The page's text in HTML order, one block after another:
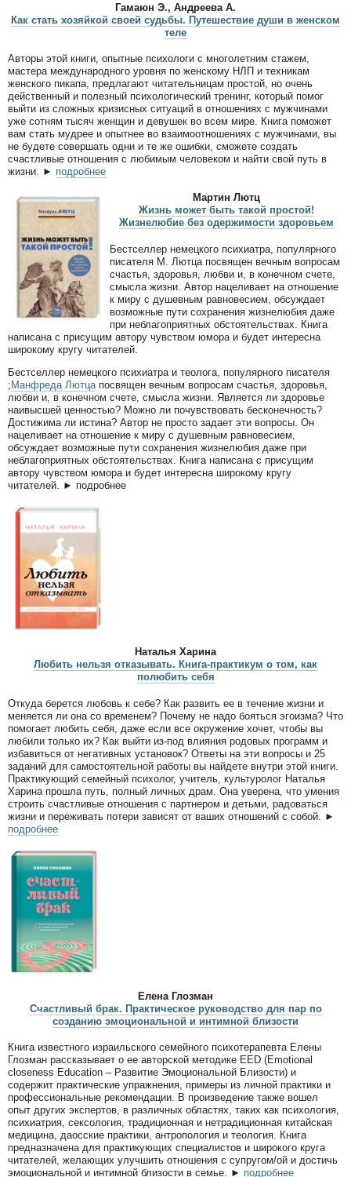
Гамаюн Э., Андреева А.
Как стать хозяйкой своей судьбы. Путешествие души в женском
теле
Авторы этой книги, опытные психологи с многолетним стажем,
мастера международного уровня по женскому НЛП и техникам
женского пикапа, предлагают читательницам простой, но очень
действенный и полезный психологический тренинг, который помог
выйти из сложных кризисных ситуаций в отношениях с мужчинами
уже сотням тысяч женщин и девушек во всем мире. Книга поможет
вам стать мудрее и опытнее во взаимоотношениях с мужчинами, вы
не будете совершать одни и те же ошибки, сможете создать
счастливые отношения с любимым человеком и найти свой путь в
жизни.
► подробнее
Мартин Лютц
Жизнь может быть такой простой!
Жизнелюбие без одержимости здоровьем
Бестселлер немецкого психиатра, популярного
писателя М. Лютца посвящен вечным вопросам
счастья, здоровья, любви и, в конечном счете,
смысла жизни. Автор нацеливает на отношение
к миру с душевным равновесием, обсуждает
возможные пути сохранения жизнелюбия даже
при неблагоприятных обстоятельствах. Книга
написана с присущим автору чувством юмора и будет интересна
широкому кругу читателей.
Бестселлер немецкого психиатра и теолога, популярного писателя
;Манфреда Лютца посвящен вечным вопросам счастья, здоровья,
любви и, в конечном счете, смысла жизни. Является ли здоровье
наивысшей ценностью? Можно ли почувствовать бесконечность?
Достижима ли истина? Автор не просто задает эти вопросы. Он
нацеливает на отношение к миру с душевным равновесием,
обсуждает возможные пути сохранения жизнелюбия даже при
неблагоприятных обстоятельствах. Книга написана с присущим
автору чувством юмора и будет интересна широкому кругу
читателей. ► подробнее
Наталья Харина
Любить нельзя отказывать. Книга-практикум о том, как
полюбить себя
Откуда берется любовь к себе? Как развить ее в течение жизни и
меняется ли она со временем? Почему не надо бояться эгоизма? Что
помогает любить себя, даже если все окружение хочет, чтобы вы
любили только их? Как выйти из-под влияния родовых программ и
избавиться от негативных установок? Ответы на эти вопросы и 25
заданий для самостоятельной работы вы найдете внутри этой книги.
Практикующий семейный психолог, учитель, культуролог Наталья
Харина прошла путь, полный личных драм. Она уверена, что умения
строить счастливые отношения с партнером и детьми, радоваться
жизни и переживать потери зависят от ваших отношений с собой. ►
подробнее
Елена Глозман
Счастливый брак. Практическое руководство для пар по
созданию эмоциональной и интимной близости
Книга известного израильского семейного психотерапевта Елены
Глозман рассказывает о ее авторской методике EED (Emotional
closeness Education – Развитие Эмоциональной Близости) и
содержит практические упражнения, примеры из личной практики и
профессиональные рекомендации. В произведение также вошел
опыт других экспертов, в различных областях, таких как психология,
психиатрия, сексология, традиционная и нетрадиционная китайская
медицина, даосские практики, антропология и теология. Книга
предназначена для практикующих специалистов и широкого круга
читателей, желающих улучшить отношения с супругом/ой и достичь
эмоциональной и интимной близости в семье. ► подробнее